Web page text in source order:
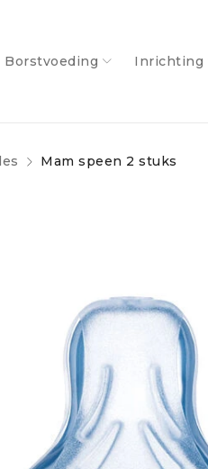
Borstvoeding Inrichting
Mam speen 2 stuks